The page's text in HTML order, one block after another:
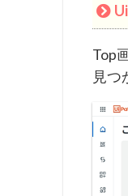
Top
見つ